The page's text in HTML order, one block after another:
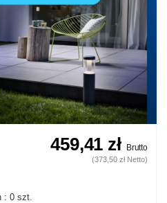
459,41 zł Brutto
(373,50 zł Netto)
: 0 szt.